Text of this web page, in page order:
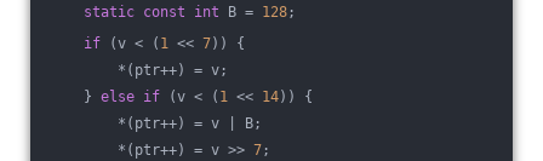
static const int B = 128 ;
if (v < ( 1 << 7)) {
*(ptr++) = v;
} else if (v < ( 1 << 14)) {
*(ptr++) = v | B;
*(ptr++) = v >> 7 ;